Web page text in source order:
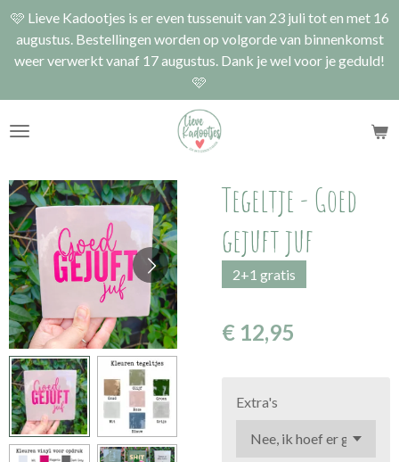
Ga
direct
naar
hoofdinhoud
🩷 Lieve Kadootjes is er even tussenuit van 23 juli tot en met 16
augustus. Bestellingen worden op volgorde van binnenkomst
weer verwerkt vanaf 17 augustus. Dank je wel voor je geduld!
🩷
Tegeltje - Goed
gejuft juf
2+1 gratis
€ 12,95
Extra's